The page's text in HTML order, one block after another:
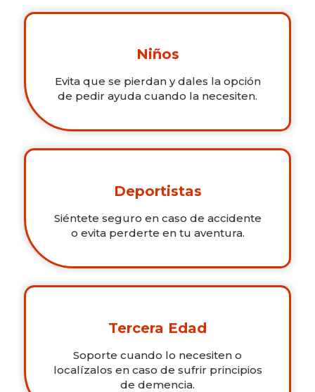
Niños
Evita que se pierdan y dales la opción
de pedir ayuda cuando la necesiten.
Deportistas
Siéntete seguro en caso de accidente
o evita perderte en tu aventura.
Tercera Edad
Soporte cuando lo necesiten o
localízalos en caso de sufrir principios
de demencia.